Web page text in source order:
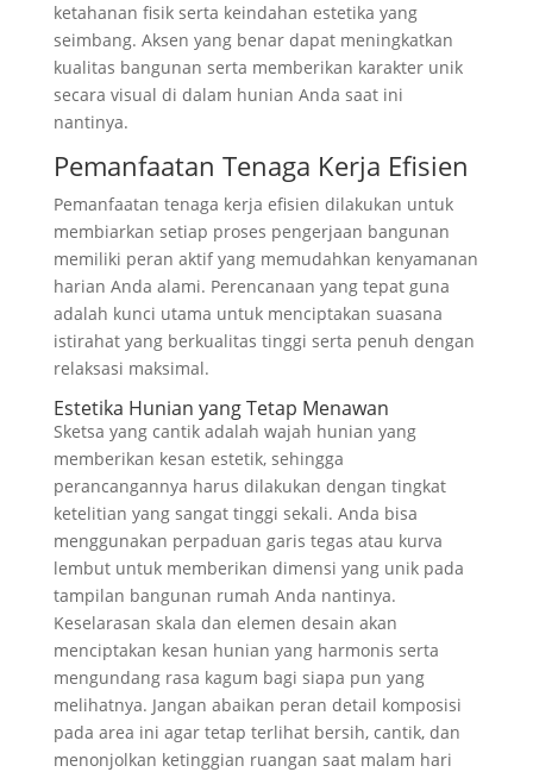
ketahanan fisik serta keindahan estetika yang
seimbang. Aksen yang benar dapat meningkatkan
kualitas bangunan serta memberikan karakter unik
secara visual di dalam hunian Anda saat ini
nantinya.
Pemanfaatan Tenaga Kerja Efisien
Pemanfaatan tenaga kerja efisien dilakukan untuk
membiarkan setiap proses pengerjaan bangunan
memiliki peran aktif yang memudahkan kenyamanan
harian Anda alami. Perencanaan yang tepat guna
adalah kunci utama untuk menciptakan suasana
istirahat yang berkualitas tinggi serta penuh dengan
relaksasi maksimal.
Estetika Hunian yang Tetap Menawan
Sketsa yang cantik adalah wajah hunian yang
memberikan kesan estetik, sehingga
perancangannya harus dilakukan dengan tingkat
ketelitian yang sangat tinggi sekali. Anda bisa
menggunakan perpaduan garis tegas atau kurva
lembut untuk memberikan dimensi yang unik pada
tampilan bangunan rumah Anda nantinya.
Keselarasan skala dan elemen desain akan
menciptakan kesan hunian yang harmonis serta
mengundang rasa kagum bagi siapa pun yang
melihatnya. Jangan abaikan peran detail komposisi
pada area ini agar tetap terlihat bersih, cantik, dan
menonjolkan ketinggian ruangan saat malam hari